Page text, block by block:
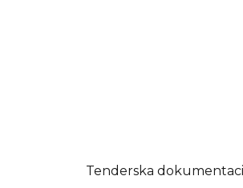
Tenderska